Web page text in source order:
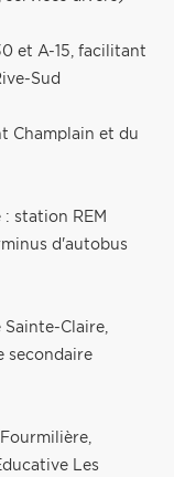
et A-15, facilitant
Sud
Champlain et du
station REM
d'autobus
Sainte-Claire,
secondaire
Les